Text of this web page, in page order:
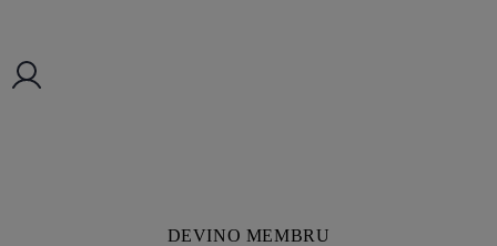
DEVINO MEMBRU